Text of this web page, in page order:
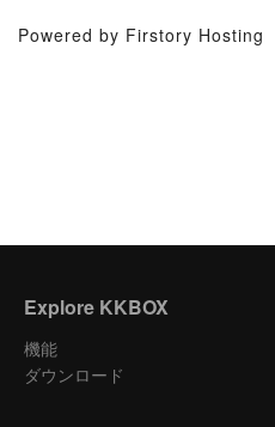
Powered by Firstory Hosting
Explore KKBOX
機能
ダウンロード